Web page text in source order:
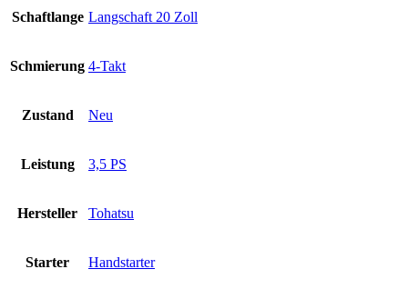
Schaftlange Langschaft 20 Zoll
Schmierung 4-Takt
Zustand Neu
Leistung 3,5 PS
Hersteller Tohatsu
Starter Handstarter